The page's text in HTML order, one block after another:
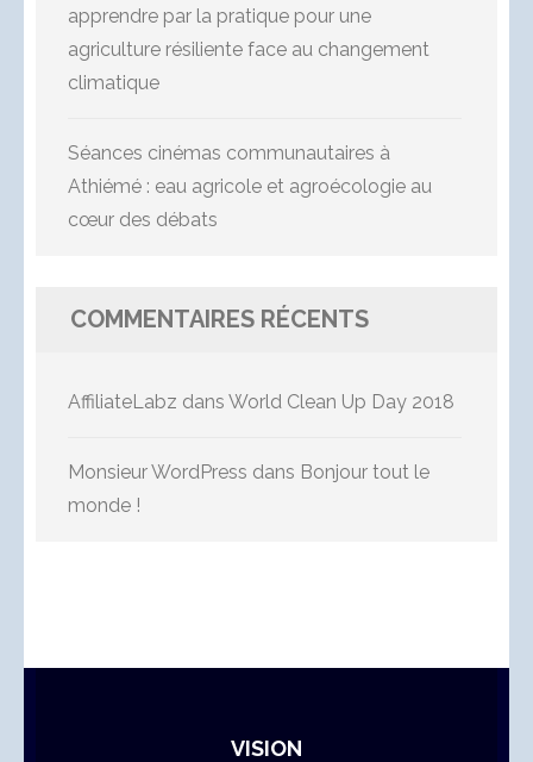
apprendre par la pratique pour une
agriculture résiliente face au changement
climatique
Séances cinémas communautaires à
Athiémé : eau agricole et agroécologie au
cœur des débats
COMMENTAIRES RÉCENTS
AffiliateLabz dans World Clean Up Day 2018
Monsieur WordPress dans Bonjour tout le
monde !
VISION